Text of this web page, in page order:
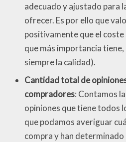
adecuado y ajustado para
ofrecer. Es por ello que
positivamente que el
que más importancia
siempre la calidad).
Cantidad total de
compradores: Contamos
opiniones que tiene todos
que podamos averiguar
compra y han